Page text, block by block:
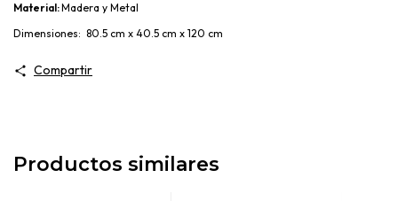
Material:Madera y Metal
Dimensiones: 80.5 cm x 40.5 cm x 120 cm
Compartir
Productos similares